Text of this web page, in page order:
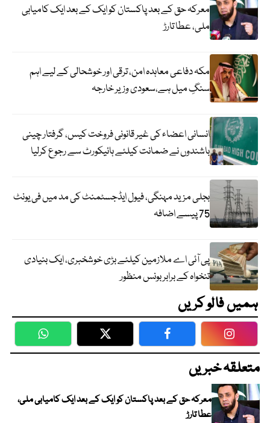
معرکہ حق کے بعد پاکستان کو ایک کے بعد ایک کامیابی
ملی، عطا تارڑ
مکہ دفاعی معاہدہ امن، ترقی اور خوشحالی کے لیے اہم
سنگِ میل ہے،سعودی وزیر خارجہ
انسانی اعضاء کی غیر قانونی فروخت کیس، گرفتار چینی
باشندوں نے ضمانت کیلئے ہائیکورٹ سے رجوع کرلیا
بجلی مزید مہنگی، فیول ایڈجسٹمنٹ کی مد میں فی یونٹ
75 پیسے اضافہ
پی آئی اے ملازمین کیلئے بڑی خوشخبری، ایک بنیادی
تنخواہ کے برابر بونس منظور
ہمیں فالو کریں
WhatsApp Twitter Facebook
متعلقہ خبریں
معرکہ حق کے بعد پاکستان کو ایک کے بعد ایک کامیابی ملی،
عطا تارڑ